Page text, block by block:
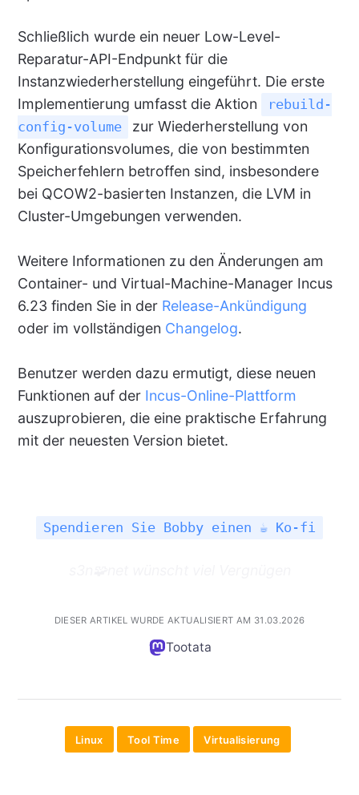
Schließlich wurde ein neuer Low-Level-
Reparatur-API-Endpunkt für die
Instanzwiederherstellung eingeführt. Die erste
Implementierung umfasst die Aktion
rebuild-
config-volume
zur Wiederherstellung von
Konfigurationsvolumes, die von bestimmten
Speicherfehlern betroffen sind, insbesondere
bei QCOW2-basierten Instanzen, die LVM in
Cluster-Umgebungen verwenden.
Weitere Informationen zu den Änderungen am
Container- und Virtual-Machine-Manager Incus
6.23 finden Sie in der Release-Ankündigung
oder im vollständigen Changelog.
Benutzer werden dazu ermutigt, diese neuen
Funktionen auf der Incus-Online-Plattform
auszuprobieren, die eine praktische Erfahrung
mit der neuesten Version bietet.
Spendieren Sie Bobby einen ☕ Ko-fi
DIESER ARTIKEL WURDE AKTUALISIERT AM 31.03.2026
Tootata
Linux Tool Time Virtualisierung